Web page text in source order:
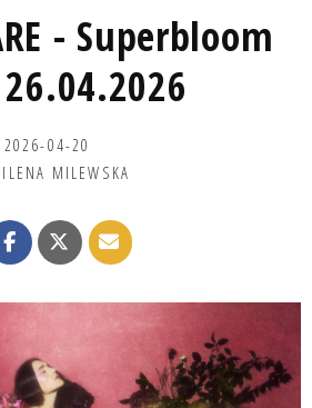
- Superbloom
2026-04-20
MILEWSKA